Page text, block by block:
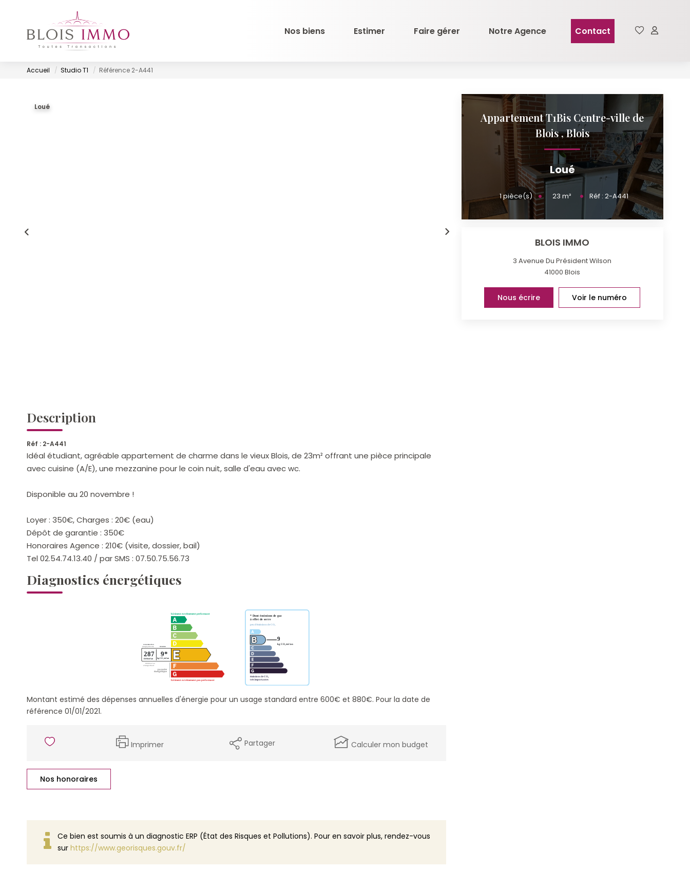
Nos biens Estimer Faire gérer Notre Agence Contact
Accueil Studio T1 Référence 2-A441
Loué
Description
Réf : 2-A441
Idéal étudiant, agréable appartement de charme dans le vieux Blois, de 23m² offrant une pièce principale
avec cuisine (A/E), une mezzanine pour le coin nuit, salle d'eau avec wc.
Disponible au 20 novembre !
Loyer : 350€, Charges : 20€ (eau)
Dépôt de garantie : 350€
Honoraires Agence : 210€ (visite, dossier, bail)
Tel 02.54.74.13.40 / par SMS : 07.50.75.56.73
Diagnostics énergétiques
Montant estimé des dépenses annuelles d'énergie pour un usage standard entre 600€ et 880€. Pour la date de
référence 01/01/2021.
Imprimer Partager Calculer mon budget
Nos honoraires
Ce bien est soumis à un diagnostic ERP (État des Risques et Pollutions). Pour en savoir plus, rendez-vous
sur https://www.georisques.gouv.fr/
Appartement T1Bis Centre-ville de
Blois,Blois
Loué
1pièce(s) 23 m² Réf : 2-A441
BLOIS IMMO
3 Avenue Du Président Wilson
41000Blois
Nous écrire Voir le numéro